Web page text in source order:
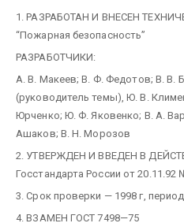
1. РАЗРАБОТАН И ВНЕСЕН
“Пожарная безопасность”
РАЗРАБОТЧИКИ:
А. В. Макеев; В. Ф. Федотов; В. В.
(руководитель темы), Ю. В.
Юрченко; Ю. Ф. Яковенко; В. А.
Ашаков; В. Н. Морозов
2. УТВЕРЖДЕН И ВВЕДЕН В
Госстандарта России от 20.11.92
3. Срок проверки — 1998 г,
4. ВЗАМЕН ГОСТ 7498—75